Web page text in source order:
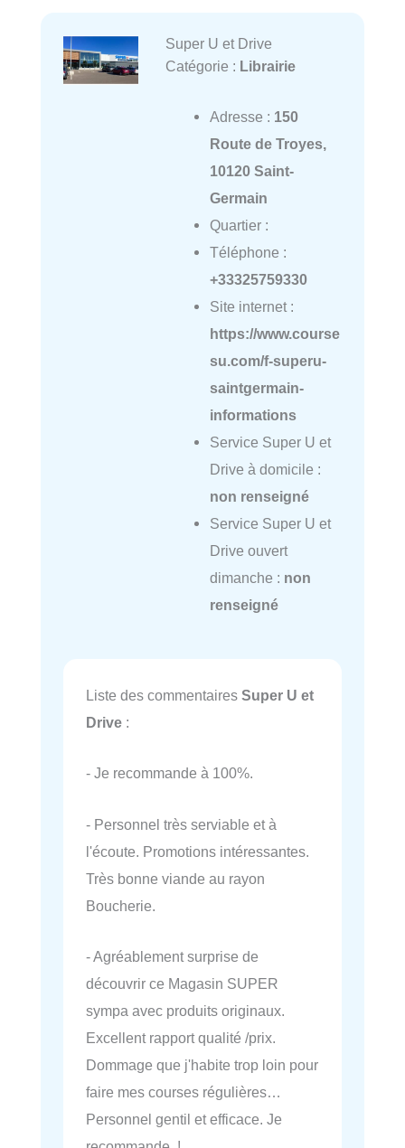
Super U et Drive
Catégorie : Librairie
Adresse : 150
Route de Troyes,
10120 Saint-
Germain
Quartier :
Téléphone :
+33325759330
Site internet :
https://www.course
su.com/f-superu-
saintgermain-
informations
Service Super U et
Drive à domicile :
non renseigné
Service Super U et
Drive ouvert
dimanche : non
renseigné
Liste des commentaires Super U et
Drive :
- Je recommande à 100%.
- Personnel très serviable et à
l'écoute. Promotions intéressantes.
Très bonne viande au rayon
Boucherie.
- Agréablement surprise de
découvrir ce Magasin SUPER
sympa avec produits originaux.
Excellent rapport qualité /prix.
Dommage que j'habite trop loin pour
faire mes courses régulières…
Personnel gentil et efficace. Je